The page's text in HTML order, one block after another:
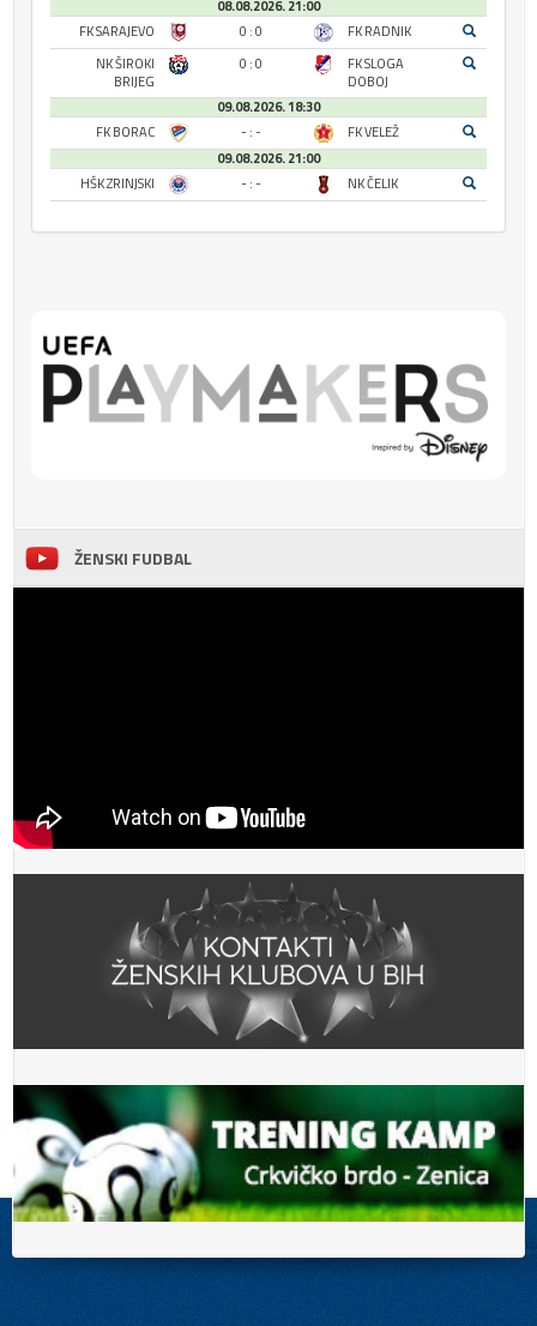
08.08.2026. 21:00
FK SARAJEVO
0 : 0
FK RADNIK
NK ŠIROKI
BRIJEG
0 : 0
FK SLOGA
DOBOJ
09.08.2026. 18:30
FK BORAC
- : -
FK VELEŽ
09.08.2026. 21:00
HŠK ZRINJSKI
- : - NK ČELIK
ŽENSKI FUDBAL